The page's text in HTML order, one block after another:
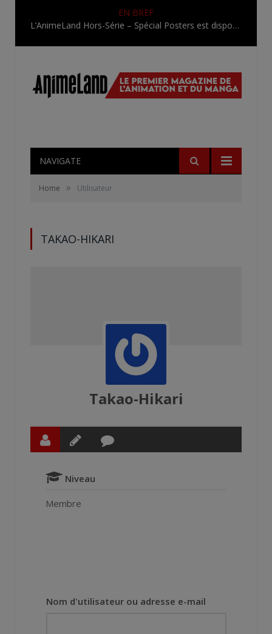
EN BREF
L’AnimeLand Hors-Série – Spécial Posters est disponible !
NAVIGATE
Home » Utilisateur
TAKAO-HIKARI
Takao-Hikari
Niveau
Membre
Nom d'utilisateur ou adresse e-mail